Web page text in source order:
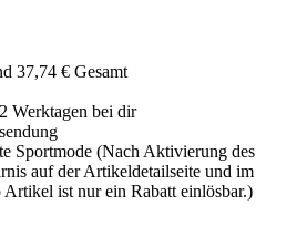
37,74 € Gesamt
Werktagen bei dir
Sportmode (Nach Aktivierung des
auf der Artikeldetailseite und im
ist nur ein Rabatt einlösbar.)